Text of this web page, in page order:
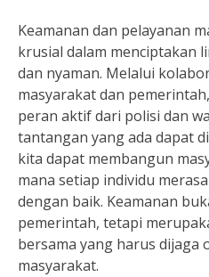
Keamanan dan pelayanan
krusial dalam menciptakan
dan nyaman. Melalui
masyarakat dan
peran aktif dari polisi dan
tantangan yang ada dapat
kita dapat membangun
mana setiap individu
dengan baik. Keamanan
pemerintah, tetapi
bersama yang harus dijaga
masyarakat.